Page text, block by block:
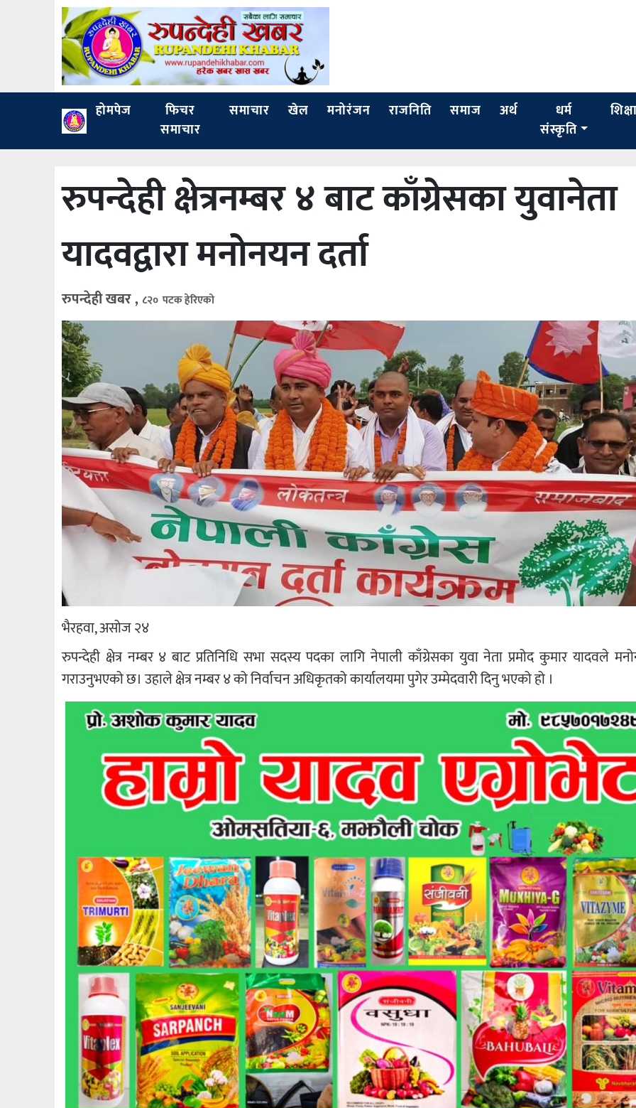
होमपेज
फिचर
समाचार
समाचार खेल मनोरंजन राजनिति समाज अर्थ
धर्म
संस्कृति
रुपन्देही क्षेत्रनम्बर ४ बाट काँग्रेसका युवानेता
यादवद्वारा मनोनयन दर्ता
रुपन्देही खबर , ८२० पटक हेरिएको
भैरहवा, असोज २४
रुपन्देही क्षेत्र नम्बर ४ बाट प्रतिनिधि सभा सदस्य पदका लागि नेपाली काँग्रेसका युवा नेता प्रमोद कुमार यादवले
गराउनुभएको छ। उहाले क्षेत्र नम्बर ४ को निर्वाचन अधिकृतको कार्यालयमा पुगेर उम्मेदवारी दिनु भएको हो ।